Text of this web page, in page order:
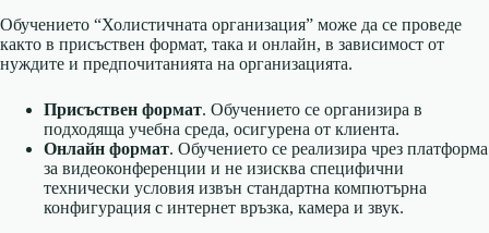
Обучението “Холистичната организация” може да се проведе
както в присъствен формат, така и онлайн, в зависимост от
нуждите и предпочитанията на организацията.
Присъствен формат. Обучението се организира в
подходяща учебна среда, осигурена от клиента.
Онлайн формат. Обучението се реализира чрез платформа
за видеоконференции и не изисква специфични
технически условия извън стандартна компютърна
конфигурация с интернет връзка, камера и звук.